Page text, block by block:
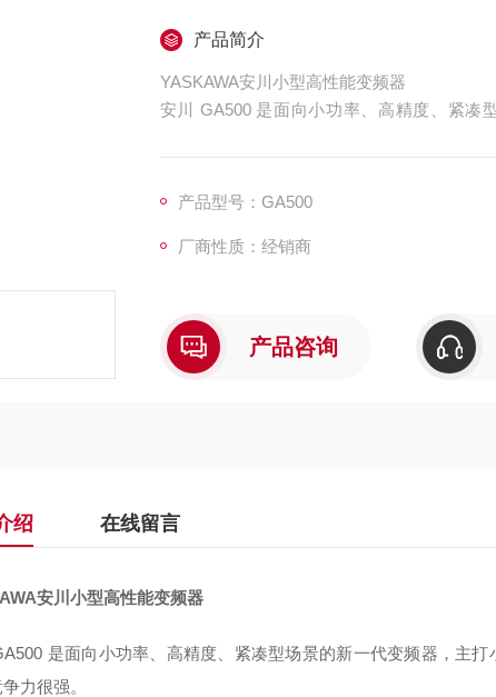
产品简介
YASKAWA安川小型高性能变频器
安川 GA500 是面向小功率、高精度、紧凑
产品型号：GA500
厂商性质：经销商
产品咨询
绍 在线留言
安川小型高性能变频器
是面向小功率、高精度、紧凑型场景的新一代变频器，主
力很强。